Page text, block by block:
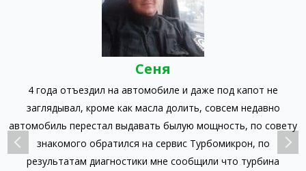
Сеня
4 года отъездил на автомобиле и даже под капот не
заглядывал, кроме как масла долить, совсем недавно
автомобиль перестал выдавать былую мощность, по совету
знакомого обратился на сервис Турбомикрон, по
результатам диагностики мне сообщили что турбина